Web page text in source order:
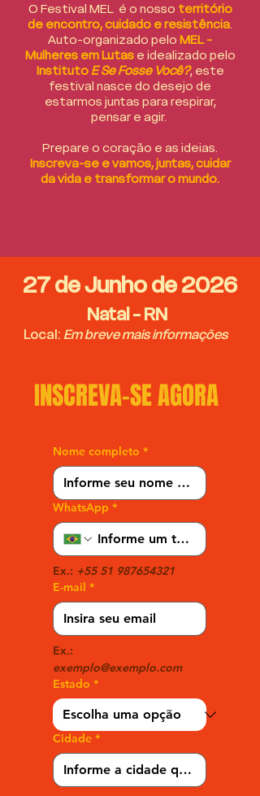
O Festival MEL é o nosso território
de encontro, cuidado e resistência.
Auto-organizado pelo MEL -
Mulheres em Lutase idealizado pelo
Instituto E Se Fosse Você?, este
festival nasce do desejo de
estarmos juntas para respirar,
pensar e agir.
Prepare o coração e as ideias.
Inscreva-se e vamos, juntas, cuidar
da vida e transformar o mundo.
27 de Junho de 2026
Natal - RN
Local: Em breve mais informações
INSCREVA-SE AGORA
Nome completo *
WhatsApp *
Ex.: +55 51 987654321
E-mail *
exemplo@exemplo.com
Estado *
Cidade *